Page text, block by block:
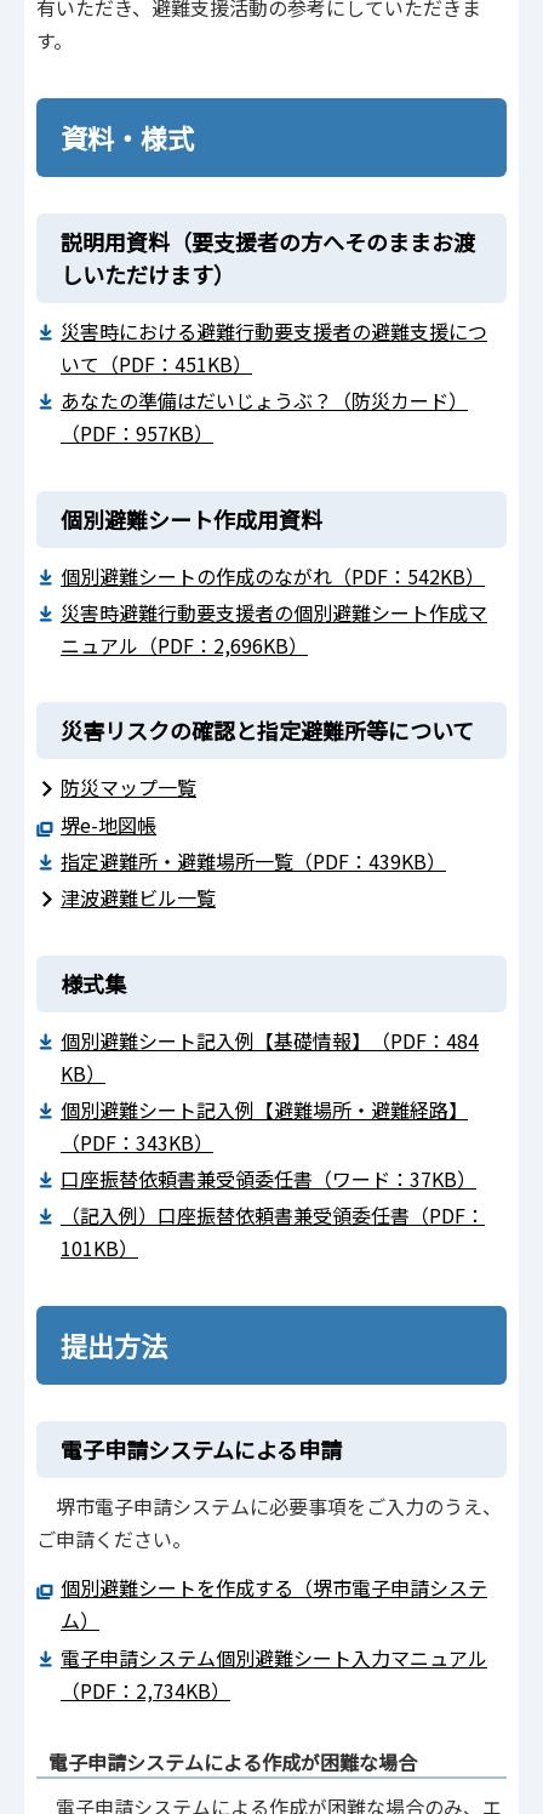
有いただき、避難⽀援活動の参考にしていただきま
す。
資料・様式
説明用資料（要支援者の方へそのままお渡
しいただけます）
災害時における避難行動要支援者の避難支援につ
いて（PDF：451KB）
あなたの準備はだいじょうぶ？（防災カード）
（PDF：957KB）
個別避難シート作成用資料
個別避難シートの作成のながれ（PDF：542KB）
災害時避難行動要支援者の個別避難シート作成マ
ニュアル（PDF：2,696KB）
災害リスクの確認と指定避難所等について
防災マップ一覧
堺e-地図帳
指定避難所・避難場所一覧（PDF：439KB）
津波避難ビル一覧
様式集
個別避難シート記入例【基礎情報】（PDF：484
KB）
個別避難シート記入例【避難場所・避難経路】
（PDF：343KB）
口座振替依頼書兼受領委任書（ワード：37KB）
（記入例）口座振替依頼書兼受領委任書（PDF：
101KB）
提出方法
電子申請システムによる申請
堺市電子申請システムに必要事項をご入力のうえ、
ご申請ください。
個別避難シートを作成する（堺市電子申請システ
ム）
電子申請システム個別避難シート入力マニュアル
（PDF：2,734KB）
電子申請システムによる作成が困難な場合
電子申請システムによる作成が困難な場合のみ、エ